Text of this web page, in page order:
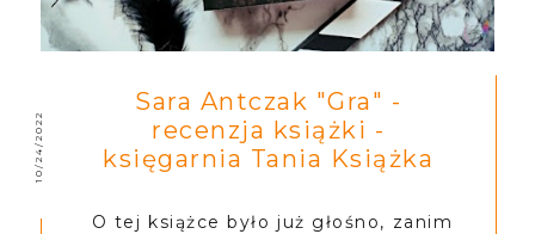
10/24/2022
Sara Antczak "Gra" -
recenzja książki -
księgarnia Tania Książka
O tej książce było już głośno, zanim